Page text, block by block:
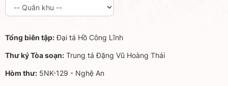
Tổng biên tập:Đại tá Hồ Công Lĩnh
Thư ký Tòa soạn: Trung tá Đặng Vũ Hoàng Thái
Hòm thư: 5NK-129 - Nghệ An